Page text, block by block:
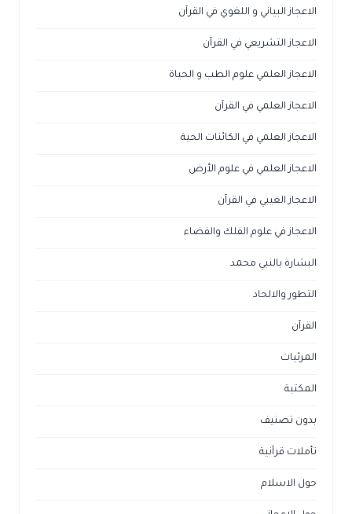
الاعجاز البياني و اللغوي في القرآن
الاعجاز التشريعي في القرآن
الاعجاز العلمي علوم الطب و الحياة
الاعجاز العلمي في القرآن
الاعجاز العلمي في الكائنات الحية
الاعجاز العلمي في علوم الأرض
الاعجاز الغيبي في القرآن
الاعجاز في علوم الفلك والفضاء
البشارة بالنبي محمد
التطور والالحاد
القرآن
المرئيات
المكتبة
بدون تصنيف
تأملات قرآنية
حول الاسلام